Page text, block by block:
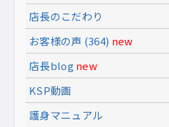
店長のこだわり
お客様の声 (364) new
店長blog new
KSP動画
護身マニュアル